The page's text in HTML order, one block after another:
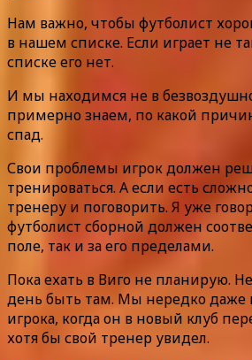
Нам важно, чтобы футболист
в нашем списке. Если играет не
списке его нет.
И мы находимся не в
примерно знаем, по какой
спад.
Свои проблемы игрок должен
тренироваться. А если есть
тренеру и поговорить. Я уже
футболист сборной должен
поле, так и за его пределами.
Пока ехать в Виго не планирую.
день быть там. Мы нередко даже
игрока, когда он в новый клуб
хотя бы свой тренер увидел.